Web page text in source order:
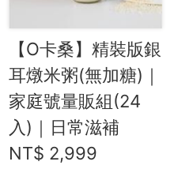
【O卡桑】精裝版銀
耳燉米粥(無加糖)｜
家庭號量販組(24
入)｜日常滋補
NT$ 2,999